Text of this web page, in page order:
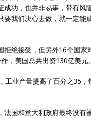
功，也并非易事，带有风
我们决心去做，就一定能
绝接受，但另外16个国家
，美国总共出资130亿美元。
工业产量提高了百分之35，
国和意大利政府最终没有